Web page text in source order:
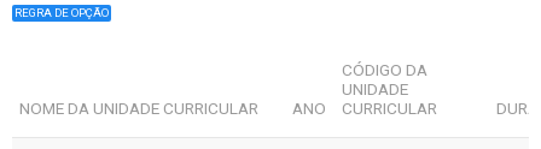
REGRA DE OPÇÃO
NOME DA UNIDADE CURRICULAR ANO
CÓDIGO DA
UNIDADE
CURRICULAR